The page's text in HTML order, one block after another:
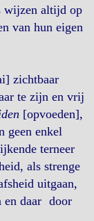
wijzen altijd op
van hun eigen
zichtbaar
te zijn en vrij
[opvoeden],
geen enkel
terneer
als strenge
uitgaan,
en daar door